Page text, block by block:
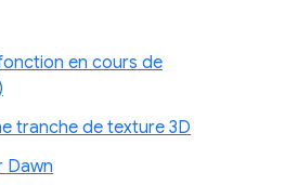
en cours de
tranche de texture 3D
Dawn